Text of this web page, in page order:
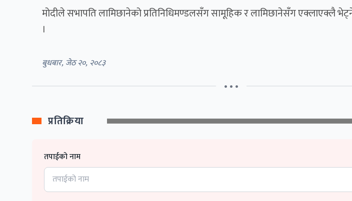
मोदीले सभापति लामिछानेको प्रतिनिधिमण्डलसँग सामूहिक र लामिछानेसँग एक्लाएक्लै
।
बुधबार, जेठ २०, २०८३
• • •
प्रतिक्रिया
तपाईको नाम